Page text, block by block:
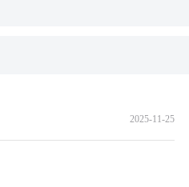
2025-11-25